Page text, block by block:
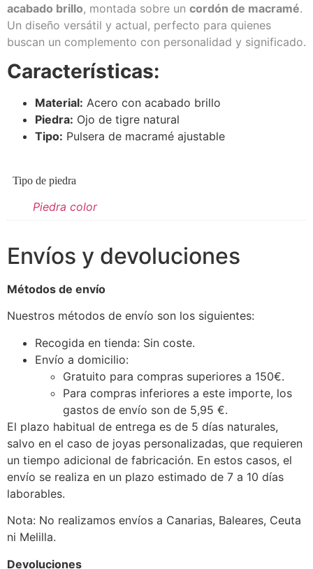
acabado brillo, montada sobre un cordón de macramé.
Un diseño versátil y actual, perfecto para quienes
buscan un complemento con personalidad y significado.
Características:
Material: Acero con acabado brillo
Piedra: Ojo de tigre natural
Tipo: Pulsera de macramé ajustable
Tipo de piedra
Piedra color
Envíos y devoluciones
Métodos de envío
Nuestros métodos de envío son los siguientes:
Recogida en tienda: Sin coste.
Envío a domicilio:
Gratuito para compras superiores a 150€.
Para compras inferiores a este importe, los
gastos de envío son de 5,95 €.
El plazo habitual de entrega es de 5 días naturales,
salvo en el caso de joyas personalizadas, que requieren
un tiempo adicional de fabricación. En estos casos, el
envío se realiza en un plazo estimado de 7 a 10 días
laborables.
Nota: No realizamos envíos a Canarias, Baleares, Ceuta
ni Melilla.
Devoluciones